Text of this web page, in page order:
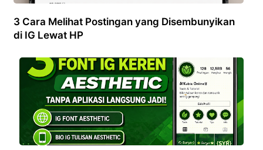
3 Cara Melihat Postingan yang Disembunyikan
di IG Lewat HP